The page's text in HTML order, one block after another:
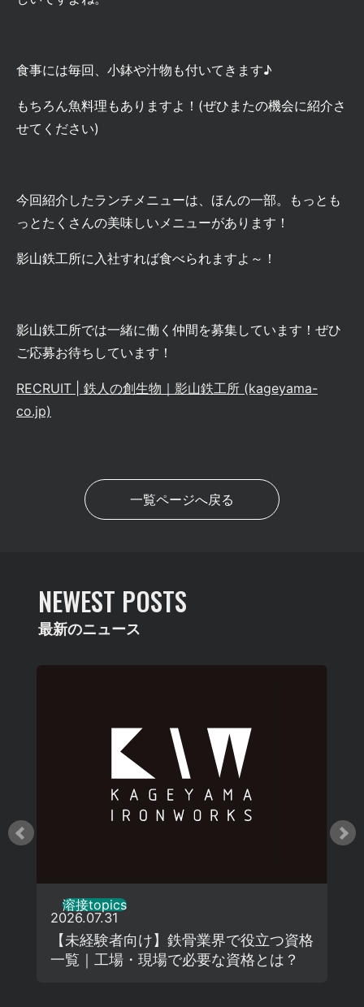
食事には毎回、小鉢や汁物も付いてきます♪
もちろん魚料理もありますよ！ (ぜひまたの機会に紹介さ
せてください)
今回紹介したランチメニューは、ほんの一部。もっとも
っとたくさんの美味しいメニューがあります！
影山鉄工所に入社すれば食べられますよ～！
影山鉄工所では一緒に働く仲間を募集しています！ぜひ
ご応募お待ちしています！
RECRUIT | 鉄人の創生物｜影山鉄工所 (kageyama-
co.jp)
一覧ページへ戻る
NEWEST POSTS
最新のニュース
溶接topics
2026.07.31
【未経験者向け】鉄骨業界で役立つ資格
一覧｜工場・現場で必要な資格とは？